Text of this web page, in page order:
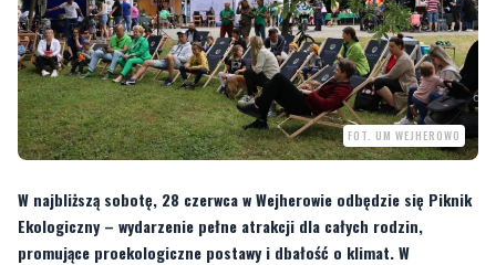
FOT. UM WEJHEROWO
W najbliższą sobotę, 28 czerwca w Wejherowie odbędzie się Piknik
Ekologiczny – wydarzenie pełne atrakcji dla całych rodzin,
promujące proekologiczne postawy i dbałość o klimat. W